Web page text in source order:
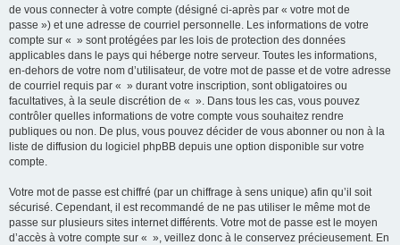
de vous connecter à votre compte (désigné ci-après par « votre mot de
passe ») et une adresse de courriel personnelle. Les informations de votre
compte sur « » sont protégées par les lois de protection des données
applicables dans le pays qui héberge notre serveur. Toutes les informations,
en-dehors de votre nom d’utilisateur, de votre mot de passe et de votre adresse
de courriel requis par « » durant votre inscription, sont obligatoires ou
facultatives, à la seule discrétion de « ». Dans tous les cas, vous pouvez
contrôler quelles informations de votre compte vous souhaitez rendre
publiques ou non. De plus, vous pouvez décider de vous abonner ou non à la
liste de diffusion du logiciel phpBB depuis une option disponible sur votre
compte.
Votre mot de passe est chiffré (par un chiffrage à sens unique) afin qu’il soit
sécurisé. Cependant, il est recommandé de ne pas utiliser le même mot de
passe sur plusieurs sites internet différents. Votre mot de passe est le moyen
d’accès à votre compte sur « », veillez donc à le conservez précieusement. En